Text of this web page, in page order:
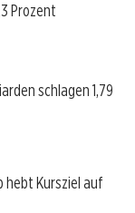
Prozent
schlagen 1,79
hebt Kursziel auf